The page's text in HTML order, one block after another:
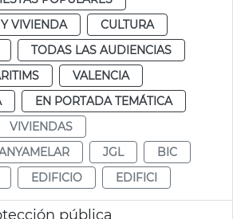
VIVIENDA
CULTURA
TODAS LAS AUDIENCIAS
VALENCIA
EN PORTADA TEMÁTICA
VIVIENDAS
JGL
BIC
EDIFICIO EDIFICI
pública